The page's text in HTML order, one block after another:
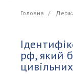
Головна
рф, який